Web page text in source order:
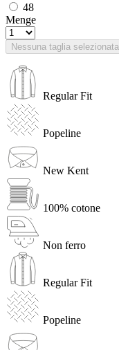
48
Menge
Nessuna taglia selezionata
Regular Fit
Popeline
New Kent
100% cotone
Non ferro
Regular Fit
Popeline